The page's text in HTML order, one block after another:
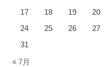
17
18 19 20
24
25 26 27
31
« 7月